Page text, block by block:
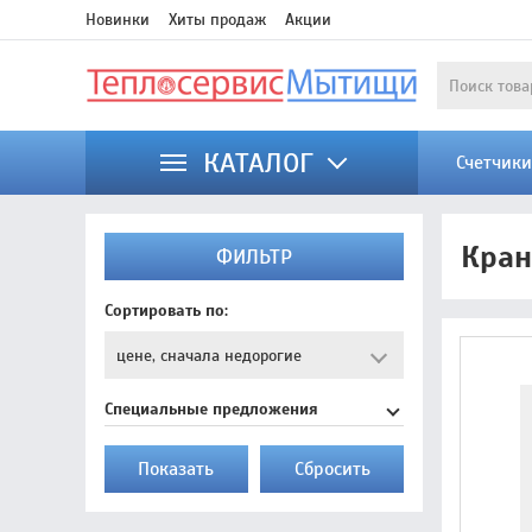
Новинки Хиты продаж Акции
КАТАЛОГ
ФИЛЬТР
Сортировать по:
Специальные предложения
Показать Cбросить